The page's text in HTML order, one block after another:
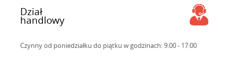
Dział
handlowy
Czynny od poniedziałku do piątku w godzinach: 9:00 - 17:00